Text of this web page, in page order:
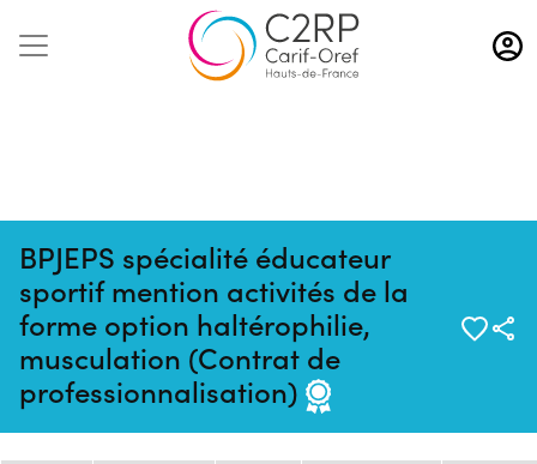
Aller
au
contenu
BPJEPS spécialité éducateur
sportif mention activités de la
forme option haltérophilie,
musculation (Contrat de
professionnalisation)
Mise à jour :
03/02/2026
Formation :
25192343F
Source : CREPS Wattignies
Hauts-de-France
Session de formation